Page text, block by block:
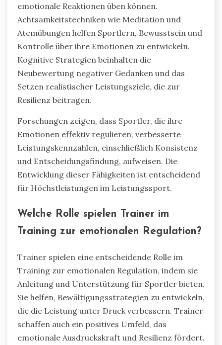
emotionale Reaktionen üben können.
Achtsamkeitstechniken wie Meditation und
Atemübungen helfen Sportlern, Bewusstsein und
Kontrolle über ihre Emotionen zu entwickeln.
Kognitive Strategien beinhalten die
Neubewertung negativer Gedanken und das
Setzen realistischer Leistungsziele, die zur
Resilienz beitragen.
Forschungen zeigen, dass Sportler, die ihre
Emotionen effektiv regulieren, verbesserte
Leistungskennzahlen, einschließlich Konsistenz
und Entscheidungsfindung, aufweisen. Die
Entwicklung dieser Fähigkeiten ist entscheidend
für Höchstleistungen im Leistungssport.
Welche Rolle spielen Trainer im
Training zur emotionalen Regulation?
Trainer spielen eine entscheidende Rolle im
Training zur emotionalen Regulation, indem sie
Anleitung und Unterstützung für Sportler bieten.
Sie helfen, Bewältigungsstrategien zu entwickeln,
die die Leistung unter Druck verbessern. Trainer
schaffen auch ein positives Umfeld, das
emotionale Ausdruckskraft und Resilienz fördert.